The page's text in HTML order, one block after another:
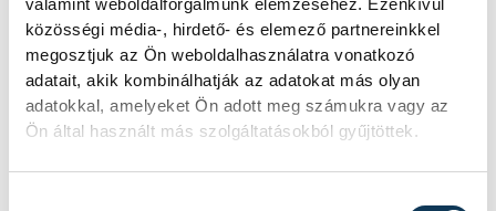
valamint weboldalforgalmunk elemzéséhez. Ezenkívül
közösségi média-, hirdető- és elemező partnereinkkel
megosztjuk az Ön weboldalhasználatra vonatkozó
adatait, akik kombinálhatják az adatokat más olyan
adatokkal, amelyeket Ön adott meg számukra vagy az
Ön által használt más szolgáltatásokból gyűjtöttek.
SOROZAT NŐI FUTSAL NB I/B
NYUGATI CSOPORT,
2025/26
HAZAI
ASTRA HFC
VENDÉG
VESZPRÉMI EGYETEMI